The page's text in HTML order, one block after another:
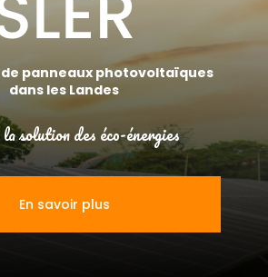
Climatisation
panneaux photovoltaïques
dans les Landes
solution des éco-énergies
En savoir plus